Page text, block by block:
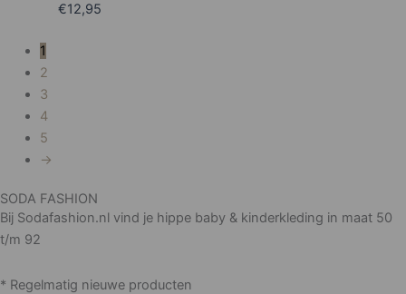
€12,95
1
2
3
4
5
→
SODA FASHION
Bij Sodafashion.nl vind je hippe baby & kinderkleding in maat 50
t/m 92
* Regelmatig nieuwe producten